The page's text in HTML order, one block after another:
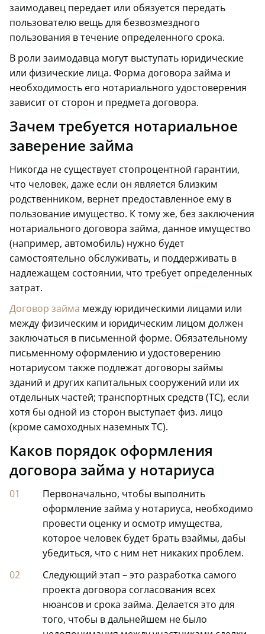
заимодавец передает или обязуется передать
пользователю вещь для безвозмездного
пользования в течение определенного срока.
В роли заимодавца могут выступать юридические
или физические лица. Форма договора займа и
необходимость его нотариального удостоверения
зависит от сторон и предмета договора.
Зачем требуется нотариальное
заверение займа
Никогда не существует стопроцентной гарантии,
что человек, даже если он является близким
родственником, вернет предоставленное ему в
пользование имущество. К тому же, без заключения
нотариального договора займа, данное имущество
(например, автомобиль) нужно будет
самостоятельно обслуживать, и поддерживать в
надлежащем состоянии, что требует определенных
затрат.
Договор займа между юридическими лицами или
между физическим и юридическим лицом должен
заключаться в письменной форме. Обязательному
письменному оформлению и удостоверению
нотариусом также подлежат договоры займы
зданий и других капитальных сооружений или их
отдельных частей; транспортных средств (ТС), если
хотя бы одной из сторон выступает физ. лицо
(кроме самоходных наземных ТС).
Каков порядок оформления
договора займа у нотариуса
Первоначально, чтобы выполнить
оформление займа у нотариуса, необходимо
провести оценку и осмотр имущества,
которое человек будет брать взаймы, дабы
убедиться, что с ним нет никаких проблем.
Следующий этап – это разработка самого
проекта договора согласования всех
нюансов и срока займа. Делается это для
того, чтобы в дальнейшем не было